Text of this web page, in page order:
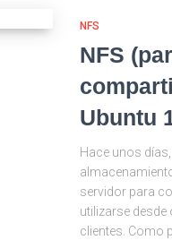
NFS
NFS
Ubuntu
Hace unos
servidor para
utilizarse
clientes. Como